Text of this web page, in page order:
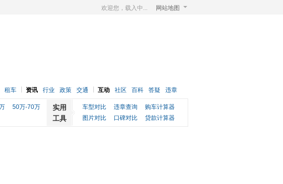
网站地图
欢迎您，载入中...
租车 资讯 行业 政策 交通 互动 社区 百科 答疑 违章
50万-70万
实用
工具
车型对比 违章查询
购车计算器
图片对比
口碑对比 贷款计算器